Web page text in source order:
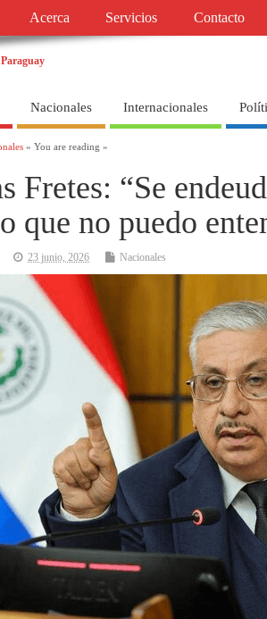
Acerca Servicios Contacto
Nacionales Internacionales
» You are reading »
Fretes: “Se
que no puedo
23 junio, 2026 Nacionales